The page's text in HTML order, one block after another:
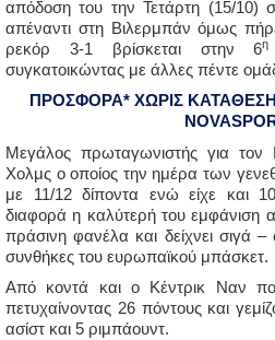
απόδοση του την Τετάρτη (15/10)
απέναντι στη Βιλερμπάν όμως
ρεκόρ 3-1 βρίσκεται στην 6η
συγκατοικώντας με άλλες πέντε
ΠΡΟΣΦΟΡΑ* ΧΩΡΙΣ
Μεγάλος πρωταγωνιστής για τον
Χολμς ο οποίος την ημέρα των
με 11/12 δίποντα ενώ είχε και
διαφορά η καλύτερή του εμφάνιση
πράσινη φανέλα και δείχνει σιγά
συνθήκες του ευρωπαϊκού μπάσκετ.
Από κοντά και ο Κέντρικ Ναν
πετυχαίνοντας 26 πόντους και
ασίστ και 5 ριμπάουντ.